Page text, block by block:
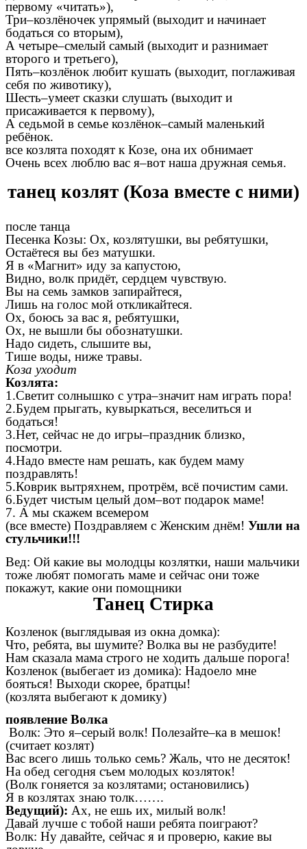
первому «читать»),
Три–козлёночек упрямый (выходит и начинает
бодаться со вторым),
А четыре–смелый самый (выходит и разнимает
второго и третьего),
Пять–козлёнок любит кушать (выходит, поглаживая
себя по животику),
Шесть–умеет сказки слушать (выходит и
присаживается к первому),
А седьмой в семье козлёнок–самый маленький
ребёнок.
все козлята походят к Козе, она их обнимает
Очень всех люблю вас я–вот наша дружная семья.
танец козлят (Коза вместе с ними)
после танца
Песенка Козы: Ох, козлятушки, вы ребятушки,
Остаётеся вы без матушки.
Я в «Магнит» иду за капустою,
Видно, волк придёт, сердцем чувствую.
Вы на семь замков запирайтеся,
Лишь на голос мой откликайтеся.
Ох, боюсь за вас я, ребятушки,
Ох, не вышли бы обознатушки.
Надо сидеть, слышите вы,
Тише воды, ниже травы.
Коза уходит
Козлята:
1.Светит солнышко с утра–значит нам играть пора!
2.Будем прыгать, кувыркаться, веселиться и
бодаться!
3.Нет, сейчас не до игры–праздник близко,
посмотри.
4.Надо вместе нам решать, как будем маму
поздравлять!
5.Коврик вытряхнем, протрём, всё почистим сами.
6.Будет чистым целый дом–вот подарок маме!
7. А мы скажем всемером
(все вместе) Поздравляем с Женским днём! Ушли на
стульчики!!!
Вед: Ой какие вы молодцы козлятки, наши мальчики
тоже любят помогать маме и сейчас они тоже
покажут, какие они помощники
Танец Стирка
Козленок (выглядывая из окна домка):
Что, ребята, вы шумите? Волка вы не разбудите!
Нам сказала мама строго не ходить дальше порога!
Козленок (выбегает из домика): Надоело мне
бояться! Выходи скорее, братцы!
(козлята выбегают к домику)
появление Волка
Волк: Это я–серый волк! Полезайте–ка в мешок!
(считает козлят)
Вас всего лишь только семь? Жаль, что не десяток!
На обед сегодня съем молодых козляток!
(Волк гоняется за козлятами; остановились)
Я в козлятах знаю толк…….
Ведущий): Ах, не ешь их, милый волк!
Давай лучше с тобой наши ребята поиграют?
Волк: Ну давайте, сейчас я и проверю, какие вы